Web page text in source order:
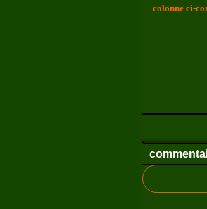
colonne ci-